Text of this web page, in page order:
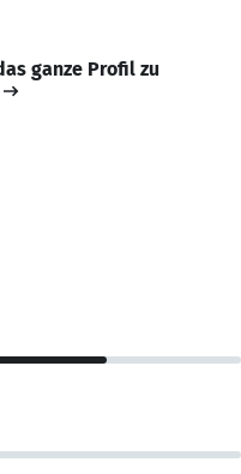
ganze Profil zu